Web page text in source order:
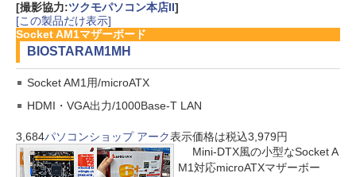
[撮影協力:ツクモパソコン本店II]
[この製品だけ表示]
Socket AM1マザーボード
BIOSTARAM1MH
Socket AM1用/microATX
HDMI・VGA出力/1000Base-T LAN
3,684パソコンショップ アーク表示価格は税込3,979円
Mini-DTX風の小型なSocket A
M1対応microATXマザーボー